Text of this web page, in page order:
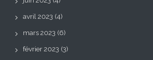
avril 2023 (4)
mars 2023 (6)
février 2023 (3)